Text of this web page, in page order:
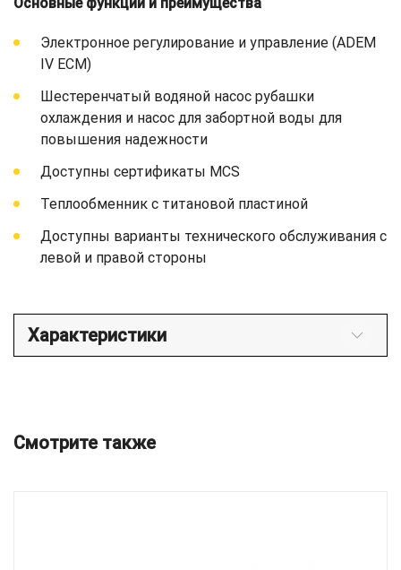
Электронное регулирование и управление (ADEM
IV ECM)
Шестеренчатый водяной насос рубашки
охлаждения и насос для забортной воды для
повышения надежности
Доступны сертификаты MCS
Теплообменник с титановой пластиной
Доступны варианты технического обслуживания с
левой и правой стороны
Характеристики
Смотрите также